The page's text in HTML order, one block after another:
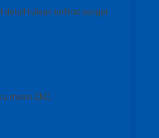
detail tulisan terlihat sangat
mesin CNC.